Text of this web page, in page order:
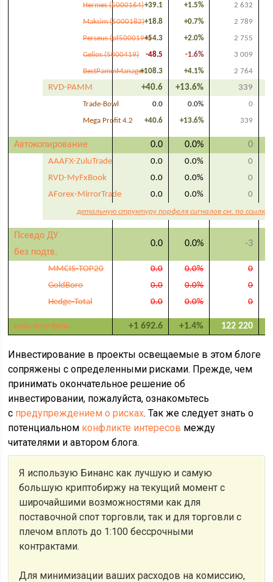
Hermes (5000164)+39.1 +1.5% 2 632
Maksim (5000182)+18.8 +0.7% 2 789
Perseus (pf5000194)+54.3 +2.0% 2 755
Gelios (5000419) -48.5 -1.6% 3 009
BestPammManager+108.3 +4.1% 2 764
RVD-PAMM +40.6 +13.6% 339
Trade-Bowl 0.0 0.0% 0
Mega Profit 4.2 +40.6 +13.6% 339
Автокопирование 0.0 0.0% 0
AAAFX-ZuluTrade 0.0 0.0%
0
RVD-MyFxBook
0.0 0.0%
0
AForex-MirrorTrade
0.0 0.0% 0
детальную структуру порфеля сигналов см. по ссылке
Псевдо ДУ
без подтв.
0.0 0.0% -3
MMCIS-TOP20 0.0 0.0%
0
GoldBoro
0.0 0.0%
0
Hedge-Total
0.0 0.0% 0
Весь портфель +1 692.6 +1.4% 122 220
Инвестирование в проекты освещаемые в этом блоге
сопряжены с определенными рисками. Прежде, чем
принимать окончательное решение об
инвестировании, пожалуйста, ознакомьтесь
с предупреждением о рисках. Так же следует знать о
потенциальном конфликте интересов между
читателями и автором блога.
Я использую Бинанс как лучшую и самую
большую криптобиржу на текущий момент с
широчайшими возможностями как для
поставочной спот торговли, так и для торговли с
плечом вплоть до 1:100 бессрочными
контрактами.
Для минимизации ваших расходов на комиссию,